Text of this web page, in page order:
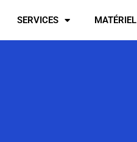
SERVICES MATÉRIEL